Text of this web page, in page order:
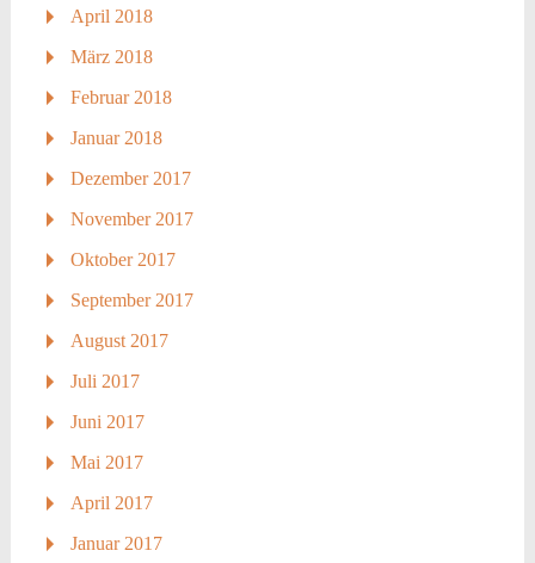
April 2018
März 2018
Februar 2018
Januar 2018
Dezember 2017
November 2017
Oktober 2017
September 2017
August 2017
Juli 2017
Juni 2017
Mai 2017
April 2017
Januar 2017